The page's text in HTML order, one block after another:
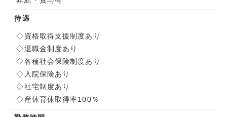
待遇
◇資格取得支援制度あり
◇退職金制度あり
◇各種社会保険制度あり
◇入院保険あり
◇社宅制度あり
◇産休育休取得率100％